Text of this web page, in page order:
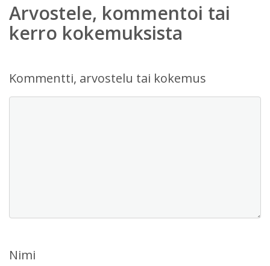
Arvostele, kommentoi tai
kerro kokemuksista
Kommentti, arvostelu tai kokemus
Nimi